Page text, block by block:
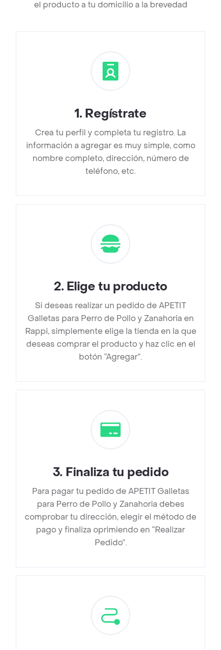
el producto a tu domicilio a la brevedad
1. Regístrate
Crea tu perfil y completa tu registro. La
información a agregar es muy simple, como
nombre completo, dirección, número de
teléfono, etc.
2. Elige tu producto
Si deseas realizar un pedido de APETIT
Galletas para Perro de Pollo y Zanahoria en
Rappi, simplemente elige la tienda en la que
deseas comprar el producto y haz clic en el
botón “Agregar”.
3. Finaliza tu pedido
Para pagar tu pedido de APETIT Galletas
para Perro de Pollo y Zanahoria debes
comprobar tu dirección, elegir el método de
pago y finaliza oprimiendo en “Realizar
Pedido”.